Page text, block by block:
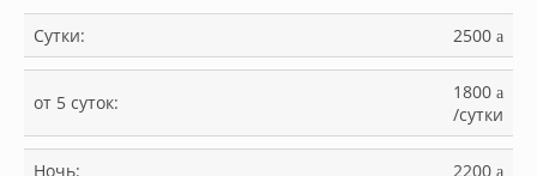
Сутки: 2500 a
от 5 суток: 1800 a
/сутки
Ночь: 2200 a